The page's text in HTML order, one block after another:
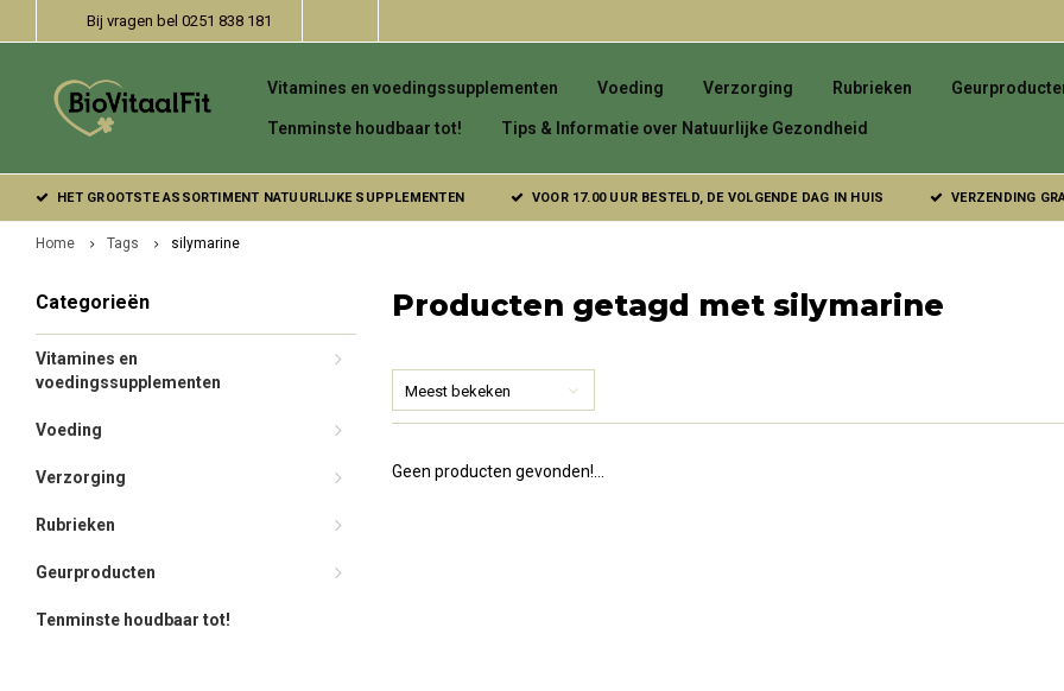
Bij vragen bel 0251 838 181
Vitamines en voedingssupplementen Voeding Verzorging Rubrieken
Tenminste houdbaar tot! Tips & Informatie over Natuurlijke Gezondheid
HET GROOTSTE ASSORTIMENT NATUURLIJKE SUPPLEMENTEN VOOR 17.00 UUR BESTELD, DE VOLGENDE DAG IN HUIS VERZENDING
Home Tags silymarine
Categorieën
Vitamines en
voedingssupplementen
Voeding
Verzorging
Rubrieken
Geurproducten
Tenminste houdbaar tot!
Producten getagd met silymarine
Meest bekeken
Geen producten gevonden!...